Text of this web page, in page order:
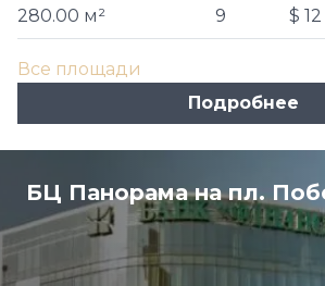
280.00 м² 9 $ 12
Все площади
Подробнее
БЦ Панорама на пл.